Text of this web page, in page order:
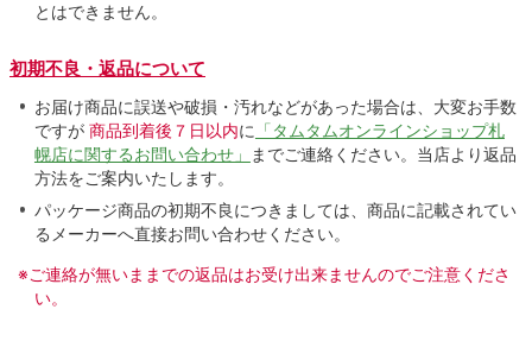
とはできません。
初期不良・返品について
お届け商品に誤送や破損・汚れなどがあった場合は、大変お手数
ですが 商品到着後７日以内に 「タムタムオンラインショップ札
幌店に関するお問い合わせ」
までご連絡ください。当店より返品
方法をご案内いたします。
パッケージ商品の初期不良につきましては、商品に記載されてい
るメーカーへ直接お問い合わせください。
※ご連絡が無いままでの返品はお受け出来ませんのでご注意くださ
い。